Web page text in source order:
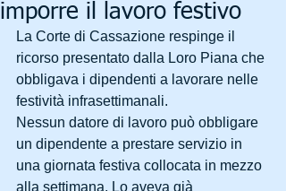
imporre il lavoro festivo
La Corte di Cassazione respinge il
ricorso presentato dalla Loro Piana che
obbligava i dipendenti a lavorare nelle
festività infrasettimanali.
Nessun datore di lavoro può obbligare
un dipendente a prestare servizio in
una giornata festiva collocata in mezzo
alla settimana. Lo aveva già